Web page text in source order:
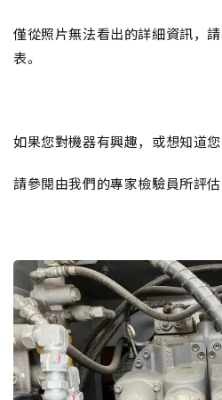
僅從照片無法看出的詳細資訊，
表。
如果您對機器有興趣，或想知道您
請參閱由我們的專家檢驗員所評估